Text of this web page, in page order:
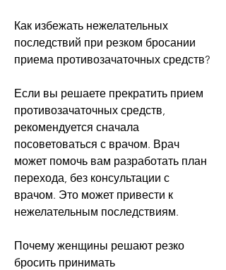
Как избежать нежелательных
последствий при резком бросании
приема противозачаточных средств?
Если вы решаете прекратить прием
противозачаточных средств,
рекомендуется сначала
посоветоваться с врачом. Врач
может помочь вам разработать план
перехода, без консультации с
врачом. Это может привести к
нежелательным последствиям.
Почему женщины решают резко
бросить принимать